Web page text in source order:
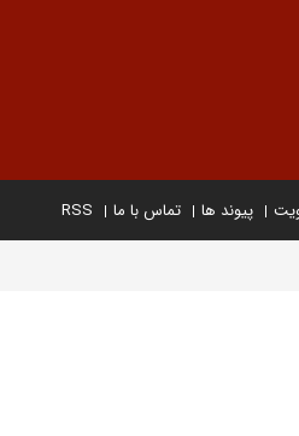
پیوند ها تماس با ما RSS